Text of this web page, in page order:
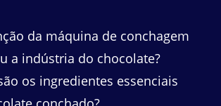
da máquina de conchagem
a indústria do chocolate?
os ingredientes essenciais